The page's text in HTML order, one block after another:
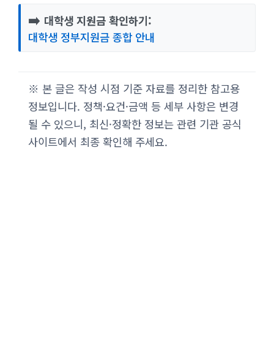
➡️ 대학생 지원금 확인하기:
대학생 정부지원금 종합 안내
※ 본 글은 작성 시점 기준 자료를 정리한 참고용
정보입니다. 정책·요건·금액 등 세부 사항은 변경
될 수 있으니, 최신·정확한 정보는 관련 기관 공식
사이트에서 최종 확인해 주세요.